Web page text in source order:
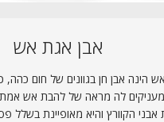
אבן אגת אש
הינה אבן חן בגוונים של חום כהה,
לה מראה של להבת אש
הקוורץ והיא מאופיינת בשלל